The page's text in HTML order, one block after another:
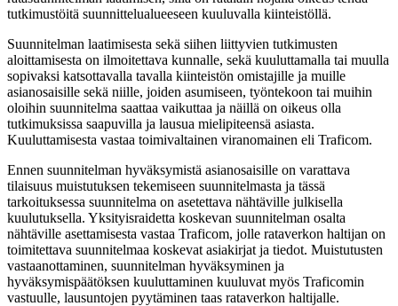
tutkimustöitä suunnittelualueeseen kuuluvalla kiinteistöllä.
Suunnitelman laatimisesta sekä siihen liittyvien tutkimusten
aloittamisesta on ilmoitettava kunnalle, sekä kuuluttamalla tai muulla
sopivaksi katsottavalla tavalla kiinteistön omistajille ja muille
asianosaisille sekä niille, joiden asumiseen, työntekoon tai muihin
oloihin suunnitelma saattaa vaikuttaa ja näillä on oikeus olla
tutkimuksissa saapuvilla ja lausua mielipiteensä asiasta.
Kuuluttamisesta vastaa toimivaltainen viranomainen eli Traficom.
Ennen suunnitelman hyväksymistä asianosaisille on varattava
tilaisuus muistutuksen tekemiseen suunnitelmasta ja tässä
tarkoituksessa suunnitelma on asetettava nähtäville julkisella
kuulutuksella. Yksityisraidetta koskevan suunnitelman osalta
nähtäville asettamisesta vastaa Traficom, jolle rataverkon haltijan on
toimitettava suunnitelmaa koskevat asiakirjat ja tiedot. Muistutusten
vastaanottaminen, suunnitelman hyväksyminen ja
hyväksymispäätöksen kuuluttaminen kuuluvat myös Traficomin
vastuulle, lausuntojen pyytäminen taas rataverkon haltijalle.